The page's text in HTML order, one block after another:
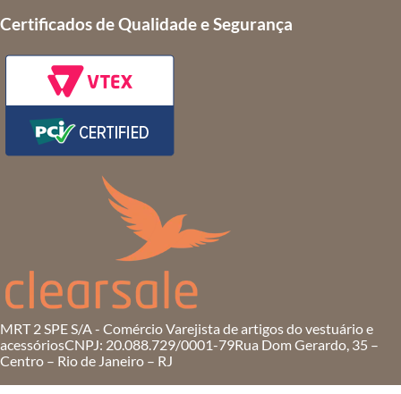
Certificados de Qualidade e Segurança
MRT 2 SPE S/A - Comércio Varejista de artigos do vestuário e
acessóriosCNPJ: 20.088.729/0001-79Rua Dom Gerardo, 35 –
Centro – Rio de Janeiro – RJ